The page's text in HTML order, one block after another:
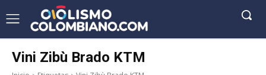
Vini Zibù Brado KTM